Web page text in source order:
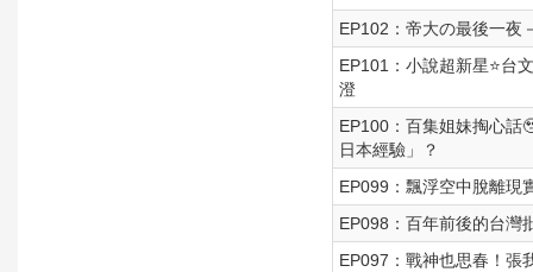
EP102：帝大の最後一夜
EP101：小說超新星⭐台
澄
EP100：百集姐妹掏心話
日本經驗」？
EP099：飄浮空中脫離
EP098：百年前後的台
EP097：戰神也思春！張